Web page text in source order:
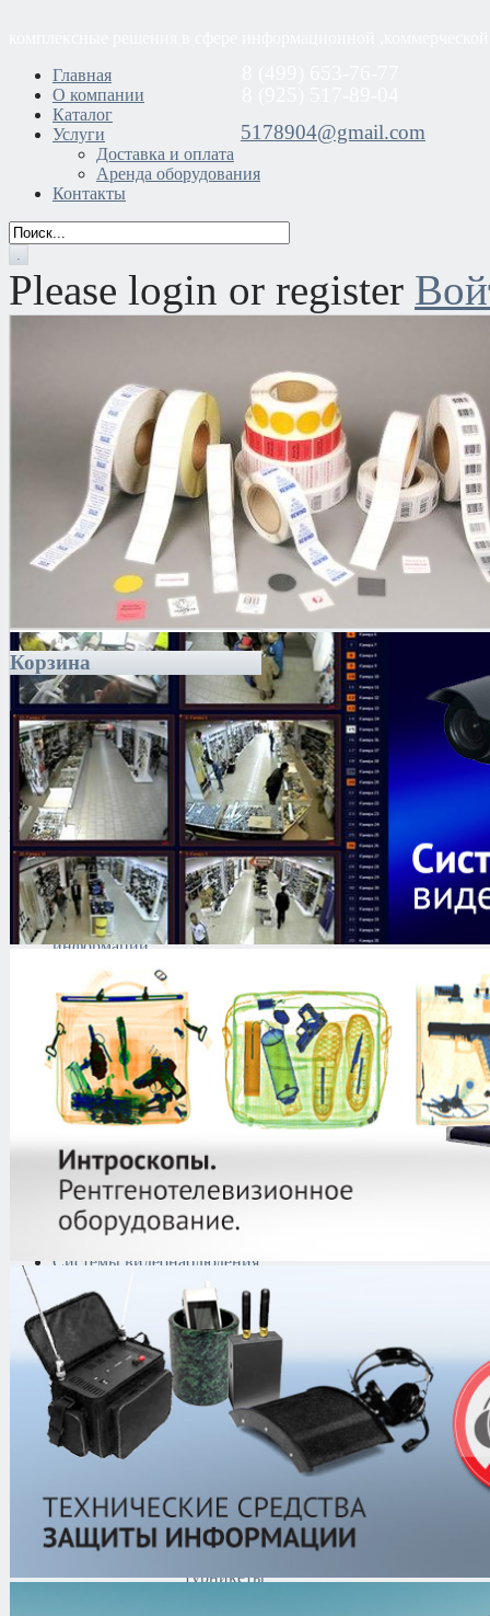
5178904@gmail.com
Главная
О компании
Каталог
Услуги
Доставка и оплата
Аренда оборудования
Контакты
Please login or register
Корзина
Каталог
Антитеррористическое
оборудование
Поиск и выявление
каналов утечки
информации
Технические средства
защиты информации
Тепловизоры
Криминалистическая
техника
Поисково-досмотровое
оборудование
Средства
документирования и
Металлодетекторы
Полиграфы
Противокражные системы
Рации и Аксессуары
Переговорные устройства
Системы видеонаблюдения
оборудование
Контроль доступа
Устройства
принудительной
остановки транспорта
Сетевые системы
контроля доступом
Турникеты
Полноростовые
роторные
турникеты
Полуростовые
турникеты